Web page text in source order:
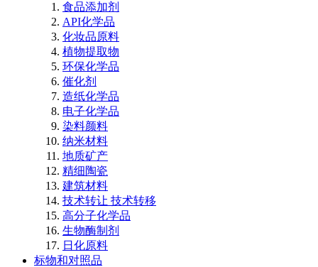
食品添加剂
API化学品
化妆品原料
植物提取物
环保化学品
催化剂
造纸化学品
电子化学品
染料颜料
纳米材料
地质矿产
精细陶瓷
建筑材料
技术转让 技术转移
高分子化学品
生物酶制剂
日化原料
标物和对照品